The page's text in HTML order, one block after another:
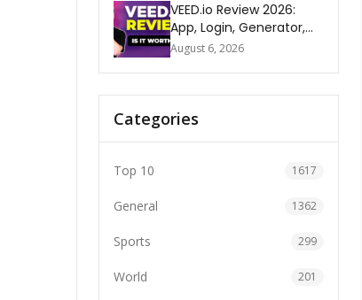
VEED.io Review 2026:
App, Login, Generator,
Download, AI & FAQs
August 6, 2026
Categories
Top 10 1617
General 1362
Sports 299
World 201